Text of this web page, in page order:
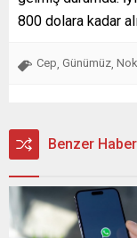
800 dolara kadar
Cep Günümüz
Benzer